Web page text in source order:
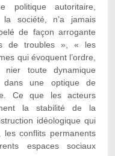
politique autoritaire,
société, n’a jamais
de façon arrogante
de troubles », « les
qui évoquent l’ordre,
toute dynamique
dans une optique de
Ce que les acteurs
la stabilité de la
idéologique qui
conflits permanents
espaces sociaux